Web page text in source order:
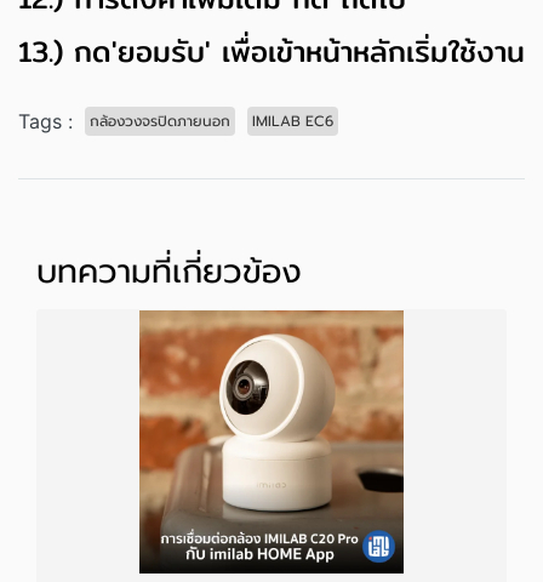
13.) กด'ยอมรับ' เพื่อเข้าหน้าหลักเริ่มใช้งาน
Tags : กล้องวงจรปิดภายนอก IMILAB EC6
บทความที่เกี่ยวข้อง